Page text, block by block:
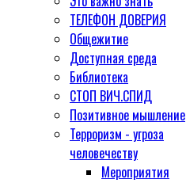
ТЕЛЕФОН ДОВЕРИЯ
Общежитие
Доступная среда
Библиотека
СТОП ВИЧ.СПИД
Позитивное мышление
Терроризм - угроза
человечеству
Мероприятия